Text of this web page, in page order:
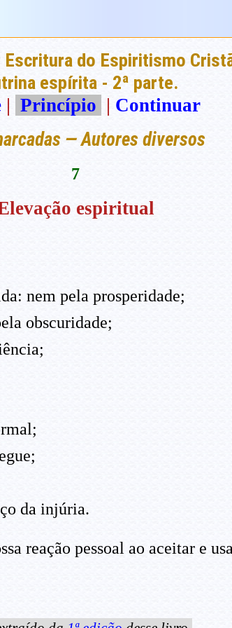
Escritura do Espiritismo
espírita - 2ª parte.
| Princípio | Continuar
— Autores diversos
7
espiritual
nem pela prosperidade;
obscuridade;
da injúria.
reação pessoal ao aceitar e